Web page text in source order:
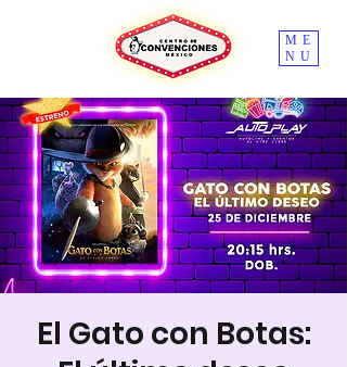
ME
NU
El Gato con Botas: